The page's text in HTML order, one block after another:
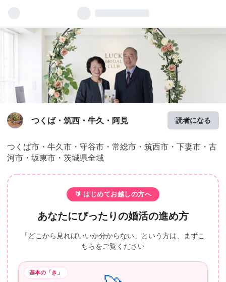
つくば・筑西・牛久・阿見 読者になる
つくば市・牛久市・守谷市・常総市・筑西市・下妻市・古
河市・坂東市・茨城県全域
🔰 はじめてお越しの方へ
あなたにぴったりの婚活の進め方
「どこから見ればいいか分からない」という方は、まずこ
ちらをご覧ください
基本の「き」